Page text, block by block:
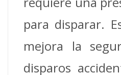
para disparar.
mejora la
disparos